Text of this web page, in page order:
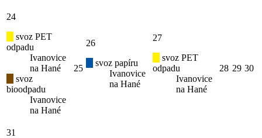
24
svoz PET
odpadu
Ivanovice
na Hané
svoz
bioodpadu
Ivanovice
na Hané
25
26
svoz papíru
Ivanovice
na Hané
27
svoz PET
odpadu
Ivanovice
na Hané
28 29 30
31